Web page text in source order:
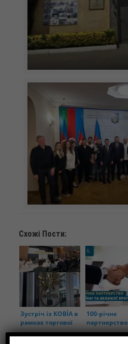
Схожі Пости:
Зустріч із KOBİA в
рамках торгової
місії в
100-річне
партнерство
України та